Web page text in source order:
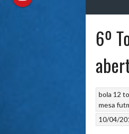
6º
bola 12
mesa
10/04/